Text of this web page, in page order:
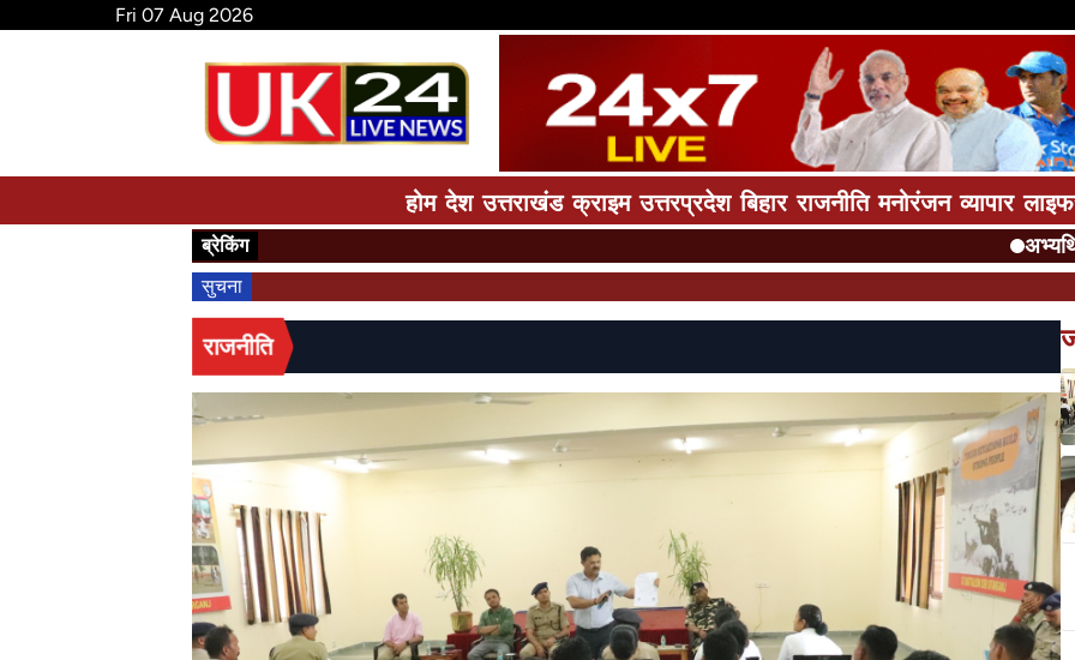
Fri 07 Aug 2026
होम देश उत्तराखंड क्राइम उत्तरप्रदेश बिहार राजनीति मनोरंजन व्यापार
ब्रेकिंग अभ्यर्थियों
सुचना
राजनीति